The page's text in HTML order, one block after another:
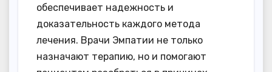
обеспечивает надежность и
доказательность каждого метода
лечения. Врачи Эмпатии не только
назначают терапию, но и помогают